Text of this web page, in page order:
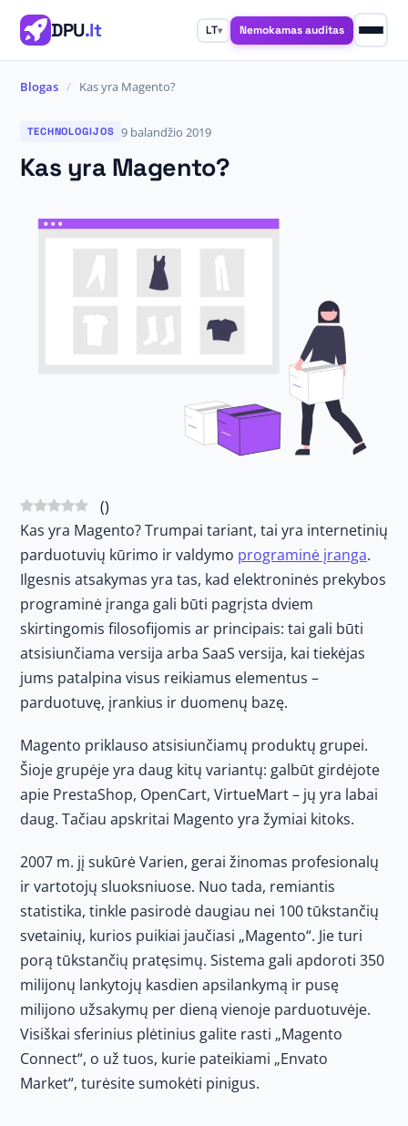
DPU.lt LT▾ Nemokamas auditas
Blogas / Kas yra Magento?
TECHNOLOGIJOS 9 balandžio 2019
Kas yra Magento?
()
Kas yra Magento? Trumpai tariant, tai yra internetinių
parduotuvių kūrimo ir valdymo programinė įranga.
Ilgesnis atsakymas yra tas, kad elektroninės prekybos
programinė įranga gali būti pagrįsta dviem
skirtingomis filosofijomis ar principais: tai gali būti
atsisiunčiama versija arba SaaS versija, kai tiekėjas
jums patalpina visus reikiamus elementus –
parduotuvę, įrankius ir duomenų bazę.
Magento priklauso atsisiunčiamų produktų grupei.
Šioje grupėje yra daug kitų variantų: galbūt girdėjote
apie PrestaShop, OpenCart, VirtueMart – jų yra labai
daug. Tačiau apskritai Magento yra žymiai kitoks.
2007 m. jį sukūrė Varien, gerai žinomas profesionalų
ir vartotojų sluoksniuose. Nuo tada, remiantis
statistika, tinkle pasirodė daugiau nei 100 tūkstančių
svetainių, kurios puikiai jaučiasi „Magento“. Jie turi
porą tūkstančių pratęsimų. Sistema gali apdoroti 350
milijonų lankytojų kasdien apsilankymą ir pusę
milijono užsakymų per dieną vienoje parduotuvėje.
Visiškai sferinius plėtinius galite rasti „Magento
Connect“, o už tuos, kurie pateikiami „Envato
Market“, turėsite sumokėti pinigus.